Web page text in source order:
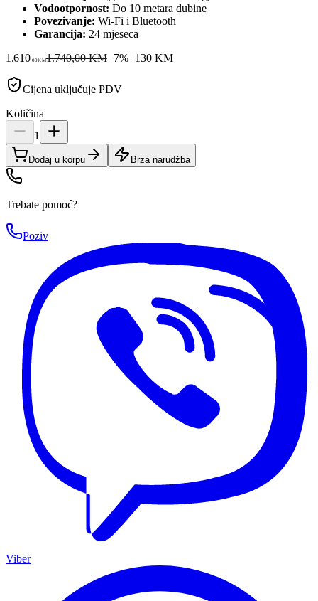
Vodootpornost: Do 10 metara dubine
Povezivanje: Wi-Fi i Bluetooth
Garancija: 24 mjeseca
1.610 00KM1.740,00 KM−7%−130KM
Cijena uključuje PDV
Količina
1
Dodaj u korpu Brza narudžba
Trebate pomoć?
Poziv
Viber